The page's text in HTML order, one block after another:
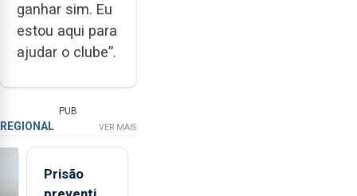
ganhar sim. Eu
estou aqui para
ajudar o clube”.
PUB
REGIONAL VER MAIS
Prisão